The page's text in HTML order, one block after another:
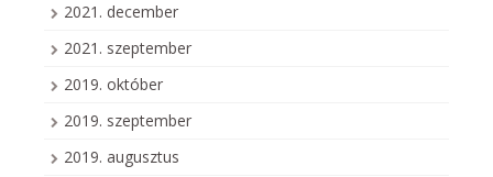
2021. december
2021. szeptember
2019. október
2019. szeptember
2019. augusztus